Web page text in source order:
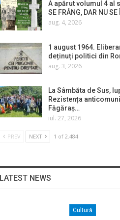
A apărut volumul 4 al
SE FRÂNG, DAR NU
aug. 4, 2026
1 august 1964.
deținuți politici din
aug. 3, 2026
La Sâmbăta de Sus,
Rezistența
Făgăraș…
iul. 27, 2026
PREV NEXT 1 of 2.484
NEWS
Cultură